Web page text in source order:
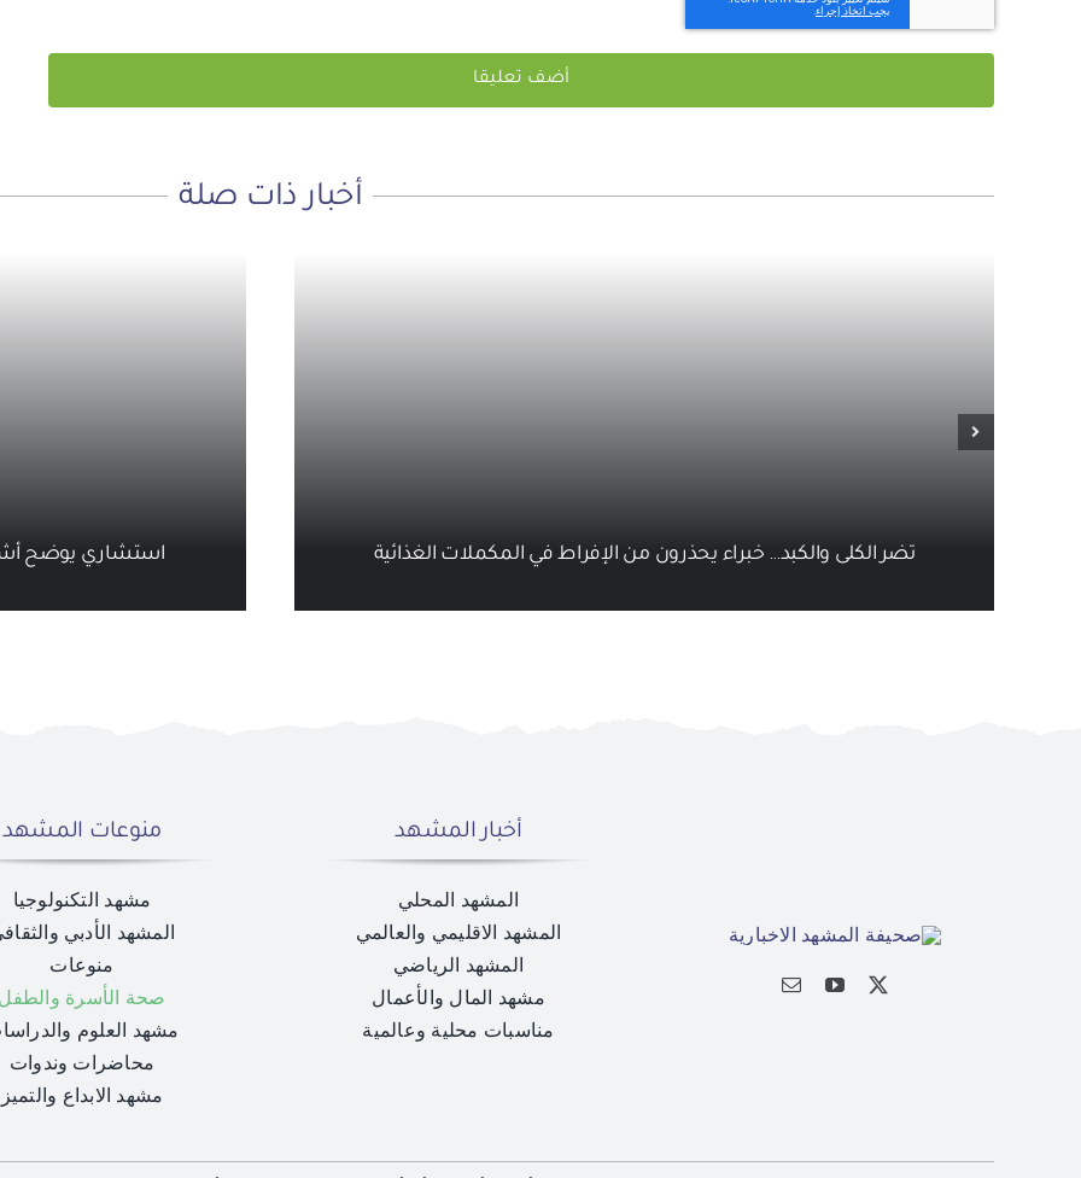
أخبار ذات صلة
تضر الكلى والكبد… خبراء يحذرون من الإفراط في المكملات الغذائية استشاري يوضح
أخبار المشهد
المشهد المحلي
المشهد الاقليمي والعالمي
المشهد الرياضي
مشهد المال والأعمال
مناسبات محلية وعالمية
منوعات المشهد
مشهد التكنولوجيا
المشهد الأدبي
منوعات
صحة الأسرة والطفل
مشهد العلوم
محاضرات وندوات
مشهد الابداع والتميز